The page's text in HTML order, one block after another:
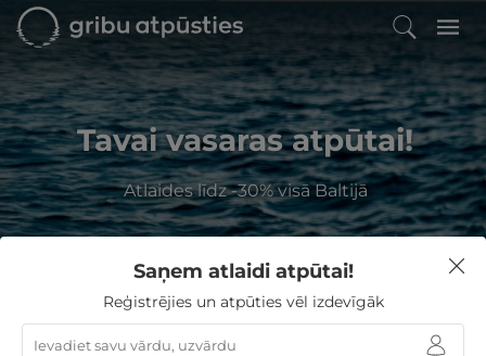
Tavai vasaras atpūtai!
Atlaides līdz -30% visā Baltijā
Kur Jūs vēlaties atpūsties?
Saņem atlaidi atpūtai!
Reģistrējies un atpūties vēl izdevīgāk